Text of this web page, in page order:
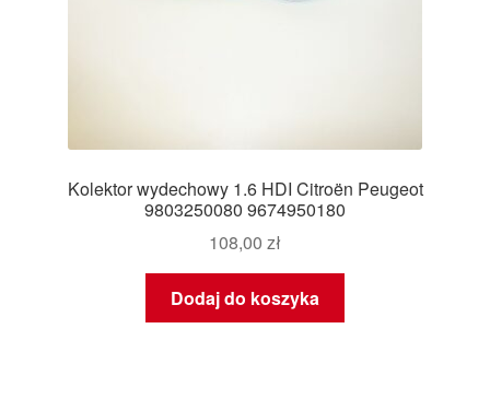
Kolektor wydechowy 1.6 HDI Citroën Peugeot
9803250080 9674950180
108,00 zł
Dodaj do koszyka